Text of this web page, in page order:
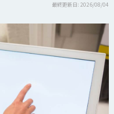
最終更新日: 2026/08/04